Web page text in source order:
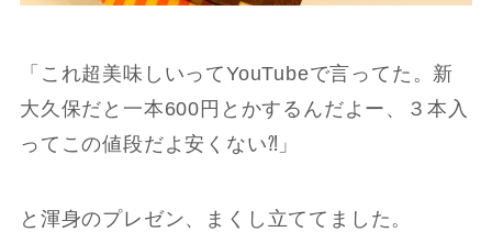
「これ超美味しいってYouTubeで言ってた。新
大久保だと一本600円とかするんだよー、３本入
ってこの値段だよ安くない⁈」
と渾身のプレゼン、まくし立ててました。